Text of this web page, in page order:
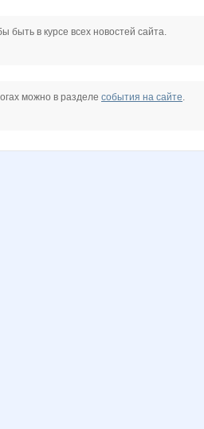
быть в курсе всех новостей сайта.
можно в разделе события на сайте.